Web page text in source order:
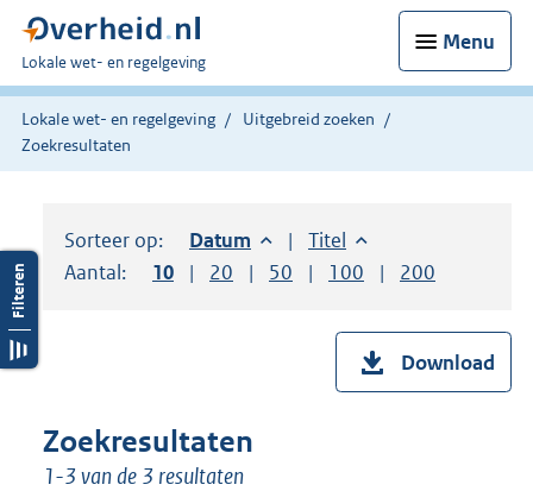
Menu
U
bent
hier:
Lokale wet- en regelgeving
Lokale wet- en regelgeving
Uitgebreid zoeken
Zoekresultaten
Sorteer op: Sorteer op:
Datum aflopendSorteer op:
Titel oplopend
Aantal:
Toon
10 resultaten per pagina
Toon
20 resultaten per pagina
Toon
50 resultaten per pagina
Toon
100 resultaten per
Toon
200
Download
Zoekresultaten
1-3 van de 3 resultaten